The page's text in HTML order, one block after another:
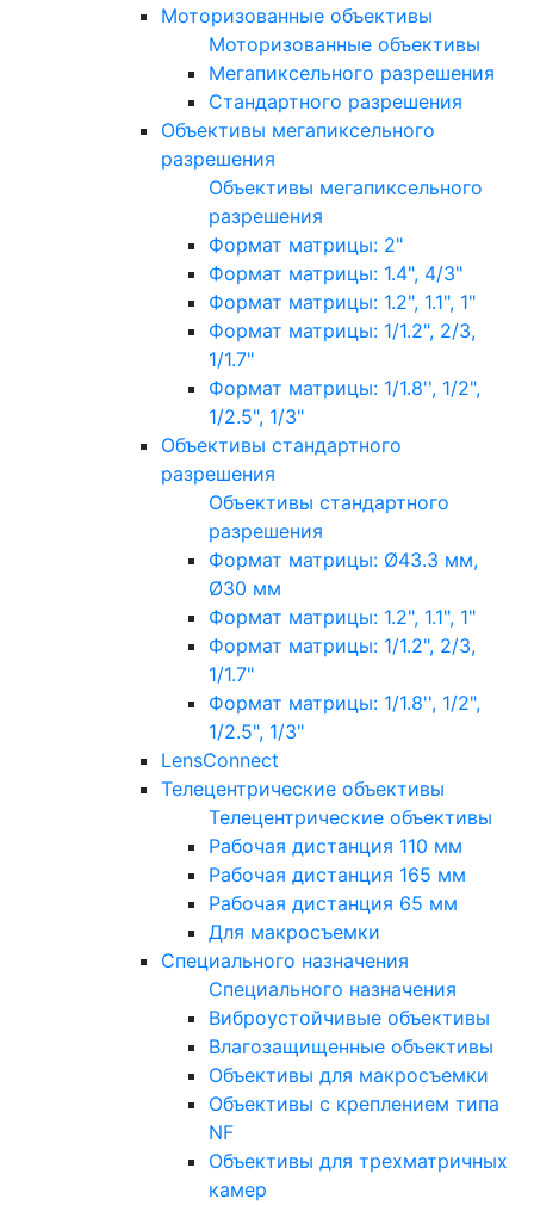
Моторизованные объективы
Моторизованные объективы
Мегапиксельного разрешения
Стандартного разрешения
Объективы мегапиксельного
разрешения
Объективы мегапиксельного
разрешения
Формат матрицы: 2"
Формат матрицы: 1.4", 4/3"
Формат матрицы: 1.2", 1.1", 1"
Формат матрицы: 1/1.2", 2/3,
1/1.7"
Формат матрицы: 1/1.8'', 1/2",
1/2.5", 1/3"
Объективы стандартного
разрешения
Объективы стандартного
разрешения
Формат матрицы: Ø43.3 мм,
Ø30 мм
Формат матрицы: 1.2", 1.1", 1"
Формат матрицы: 1/1.2", 2/3,
1/1.7"
Формат матрицы: 1/1.8'', 1/2",
1/2.5", 1/3"
LensConnect
Телецентрические объективы
Телецентрические объективы
Рабочая дистанция 110 мм
Рабочая дистанция 165 мм
Рабочая дистанция 65 мм
Для макросъемки
Специального назначения
Специального назначения
Виброустойчивые объективы
Влагозащищенные объективы
Объективы для макросъемки
Объективы с креплением типа
NF
Объективы для трехматричных
камер